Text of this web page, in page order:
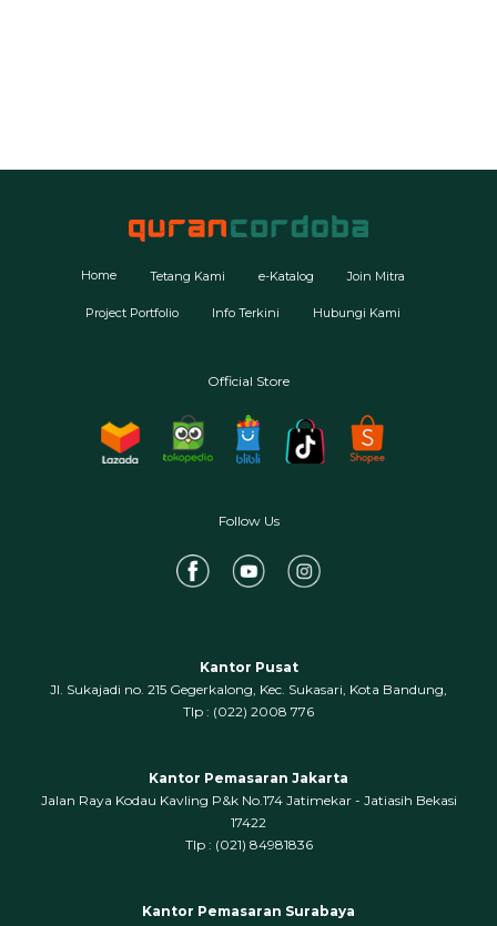
Home Tetang Kami e-Katalog Join Mitra
Project Portfolio Info Terkini Hubungi Kami
Official Store
Follow Us
Kantor Pusat
Jl. Sukajadi no. 215 Gegerkalong, Kec. Sukasari, Kota Bandung,
‍Tlp : (022) 2008 776
Kantor Pemasaran Jakarta
Jalan Raya Kodau Kavling P&k No.174 Jatimekar - Jatiasih Bekasi
17422
Tlp : (021) 84981836
Kantor Pemasaran Surabaya